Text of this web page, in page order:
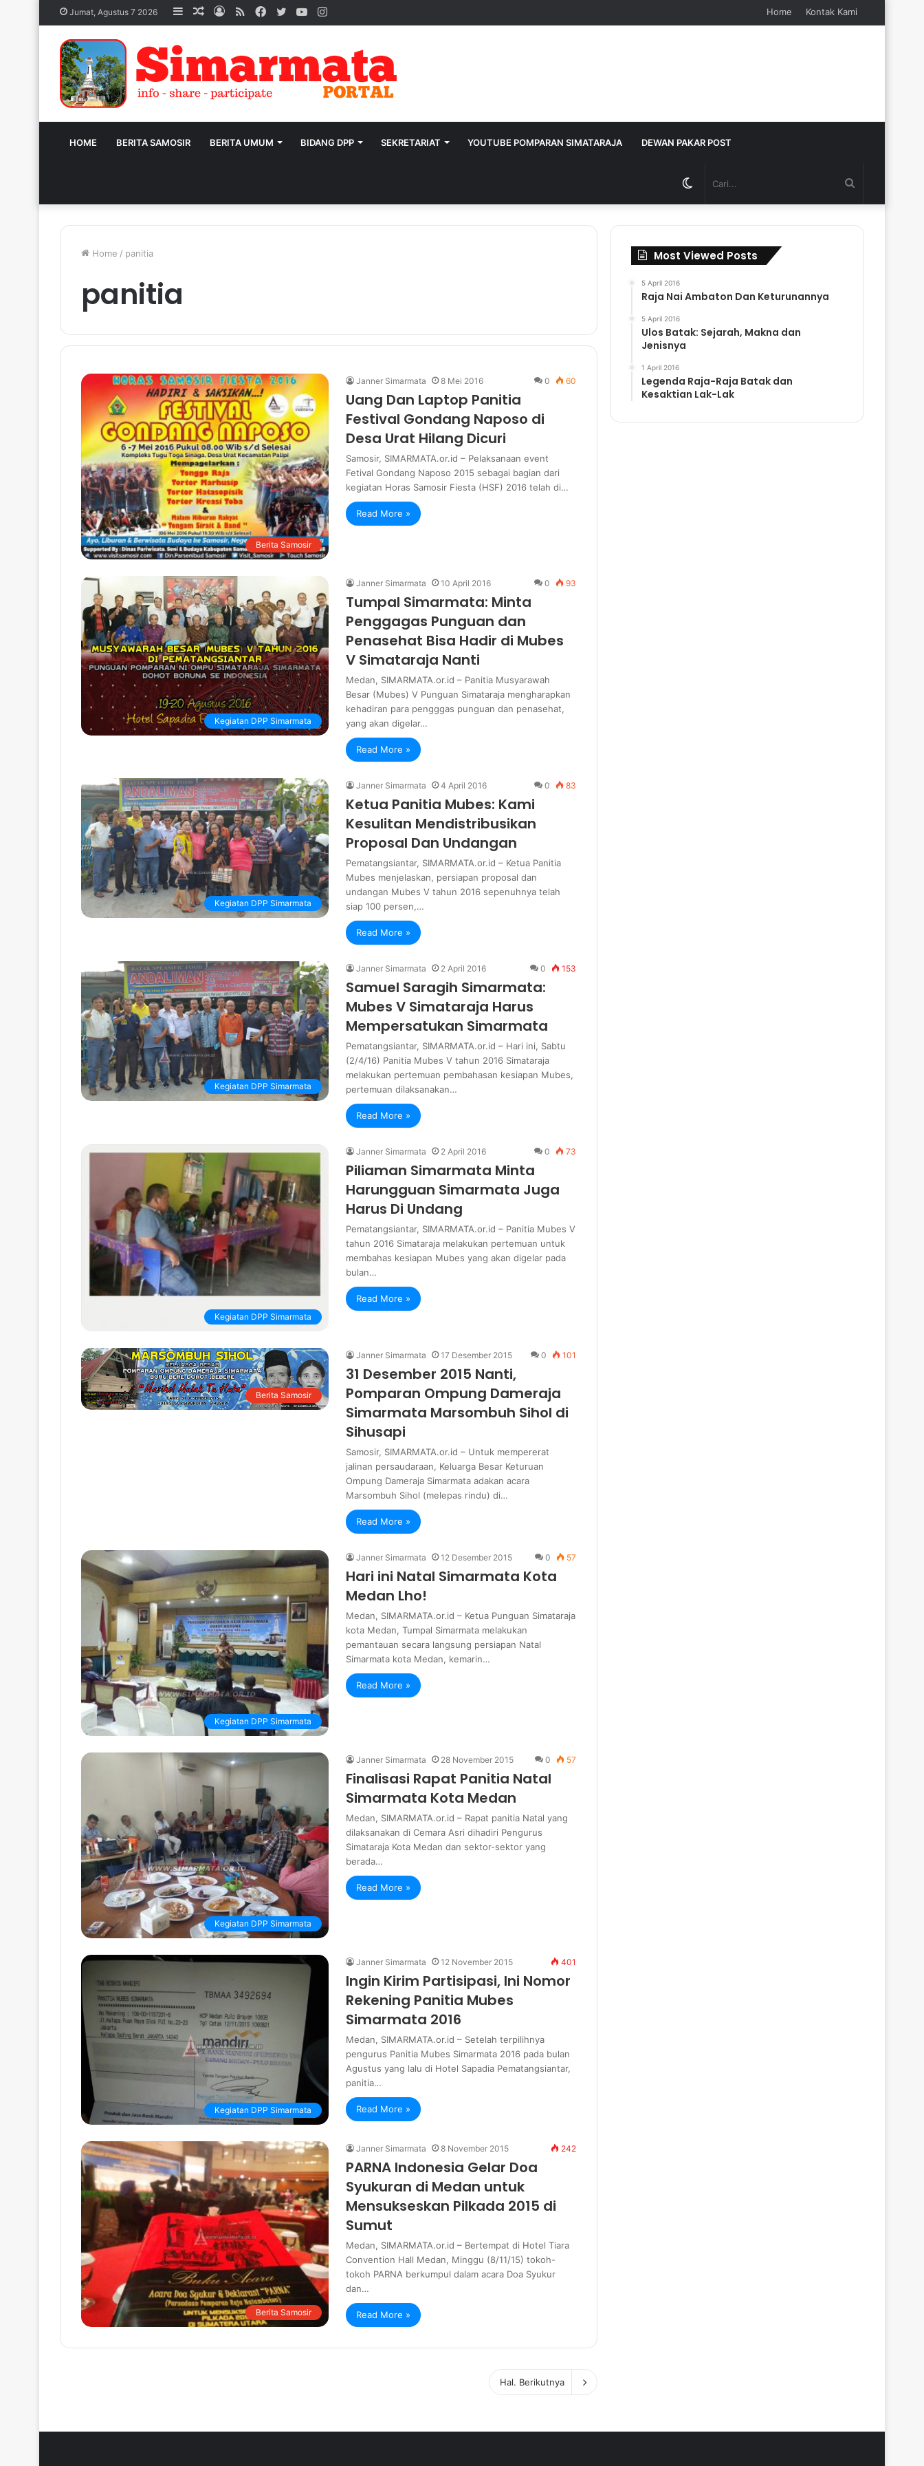
Jumat, Agustus 7 2026 Sidebar
Acak LogRSS Facebook
TwitterYouTube Home Kontak Kami
HOME BERITA SAMOSIR BERITA UMUM BIDANG DPP SEKRETARIAT YOUTUBE POMPARAN SIMATARAJA DEWAN PAKAR POST
Switch
skin
Home / panitia
panitia
Berita Samosir
Janner Simarmata 8 Mei 2016 0 60
Uang Dan Laptop Panitia
Festival Gondang Naposo di
Desa Urat Hilang Dicuri
Samosir, SIMARMATA.or.id – Pelaksanaan event
Fetival Gondang Naposo 2015 sebagai bagian dari
kegiatan Horas Samosir Fiesta (HSF) 2016 telah di…
Read More »
Kegiatan DPP Simarmata
Janner Simarmata 10 April 2016 0 93
Tumpal Simarmata: Minta
Penggagas Punguan dan
Penasehat Bisa Hadir di Mubes
V Simataraja Nanti
Medan, SIMARMATA.or.id – Panitia Musyarawah
Besar (Mubes) V Punguan Simataraja mengharapkan
kehadiran para pengggas punguan dan penasehat,
yang akan digelar…
Read More »
Kegiatan DPP Simarmata
Janner Simarmata 4 April 2016 0 83
Ketua Panitia Mubes: Kami
Kesulitan Mendistribusikan
Proposal Dan Undangan
Pematangsiantar, SIMARMATA.or.id – Ketua Panitia
Mubes menjelaskan, persiapan proposal dan
undangan Mubes V tahun 2016 sepenuhnya telah
siap 100 persen,…
Read More »
Kegiatan DPP Simarmata
Janner Simarmata 2 April 2016 0 153
Samuel Saragih Simarmata:
Mubes V Simataraja Harus
Mempersatukan Simarmata
Pematangsiantar, SIMARMATA.or.id – Hari ini, Sabtu
(2/4/16) Panitia Mubes V tahun 2016 Simataraja
melakukan pertemuan pembahasan kesiapan Mubes,
pertemuan dilaksanakan…
Read More »
Kegiatan DPP Simarmata
Janner Simarmata 2 April 2016 0 73
Piliaman Simarmata Minta
Harungguan Simarmata Juga
Harus Di Undang
Pematangsiantar, SIMARMATA.or.id – Panitia Mubes V
tahun 2016 Simataraja melakukan pertemuan untuk
membahas kesiapan Mubes yang akan digelar pada
bulan…
Read More »
Berita Samosir
Janner Simarmata 17 Desember 2015 0 101
31 Desember 2015 Nanti,
Pomparan Ompung Dameraja
Simarmata Marsombuh Sihol di
Sihusapi
Samosir, SIMARMATA.or.id – Untuk mempererat
jalinan persaudaraan, Keluarga Besar Keturuan
Ompung Dameraja Simarmata adakan acara
Marsombuh Sihol (melepas rindu) di…
Read More »
Kegiatan DPP Simarmata
Janner Simarmata 12 Desember 2015 0 57
Hari ini Natal Simarmata Kota
Medan Lho!
Medan, SIMARMATA.or.id – Ketua Punguan Simataraja
kota Medan, Tumpal Simarmata melakukan
pemantauan secara langsung persiapan Natal
Simarmata kota Medan, kemarin…
Read More »
Kegiatan DPP Simarmata
Janner Simarmata 28 November 2015 0 57
Finalisasi Rapat Panitia Natal
Simarmata Kota Medan
Medan, SIMARMATA.or.id – Rapat panitia Natal yang
dilaksanakan di Cemara Asri dihadiri Pengurus
Simataraja Kota Medan dan sektor-sektor yang
berada…
Read More »
Kegiatan DPP Simarmata
Janner Simarmata 12 November 2015 401
Ingin Kirim Partisipasi, Ini Nomor
Rekening Panitia Mubes
Simarmata 2016
Medan, SIMARMATA.or.id – Setelah terpilihnya
pengurus Panitia Mubes Simarmata 2016 pada bulan
Agustus yang lalu di Hotel Sapadia Pematangsiantar,
panitia…
Read More »
Berita Samosir
Janner Simarmata 8 November 2015 242
PARNA Indonesia Gelar Doa
Syukuran di Medan untuk
Mensukseskan Pilkada 2015 di
Sumut
Medan, SIMARMATA.or.id – Bertempat di Hotel Tiara
Convention Hall Medan, Minggu (8/11/15) tokoh-
tokoh PARNA berkumpul dalam acara Doa Syukur
dan…
Read More »
Hal. Berikutnya
Most Viewed Posts
5 April 2016
Raja Nai Ambaton Dan Keturunannya
5 April 2016
Ulos Batak: Sejarah, Makna dan
Jenisnya
1 April 2016
Legenda Raja-Raja Batak dan
Kesaktian Lak-Lak